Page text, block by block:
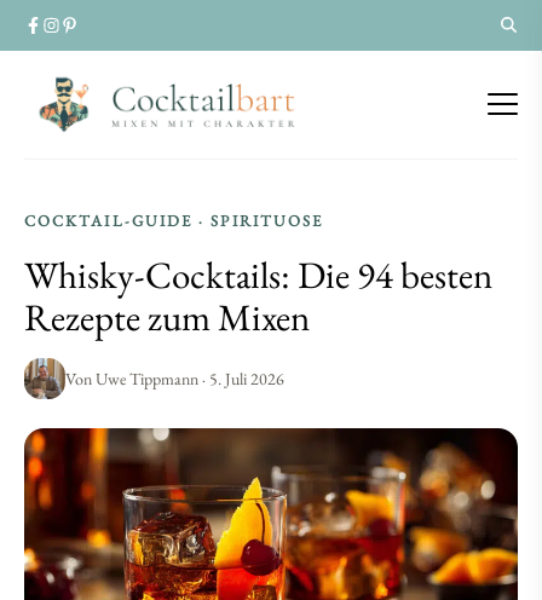
Whisky-
Cocktails:
Die
94
besten
Rezepte
zum
Mixen
Whisky-
Cocktails:
Die
94
besten
Rezepte
zum
Mixen
COCKTAIL-GUIDE · SPIRITUOSE
Whisky-Cocktails: Die 94 besten
Rezepte zum Mixen
Von Uwe Tippmann · 5. Juli 2026